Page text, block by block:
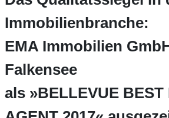
Immobilienbranche:
EMA Immobilien
Falkensee
als »BELLEVUE BEST